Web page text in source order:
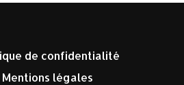
de confidentialité
Mentions légales